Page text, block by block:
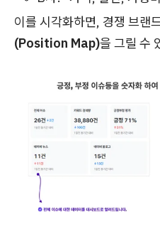
이를 시각화하면, 경쟁 브랜
(Position Map)을 그릴 수